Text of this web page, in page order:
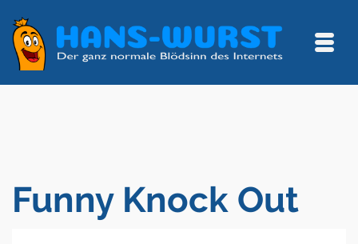
Funny Knock Out